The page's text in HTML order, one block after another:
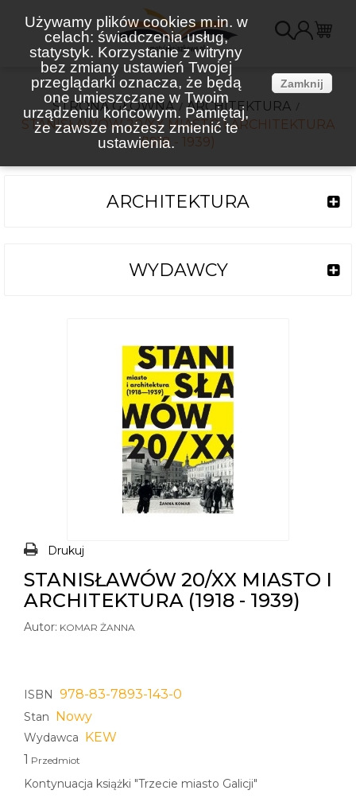
Używamy plików cookies m.in. w
celach: świadczenia usług,
statystyk. Korzystanie z witryny
bez zmiany ustawień Twojej
przeglądarki oznacza, że będą
one umieszczane w Twoim
urządzeniu końcowym. Pamiętaj,
że zawsze możesz zmienić te
ustawienia.
Zamknij
STRONA GŁÓWNA
ARCHITEKTURA
STANISŁAWÓW 20/XX MIASTO I ARCHITEKTURA
(1918 - 1939)
ARCHITEKTURA
WYDAWCY
Drukuj
STANISŁAWÓW 20/XX MIASTO I
ARCHITEKTURA (1918 - 1939)
Autor: KOMAR ŻANNA
ISBN 978-83-7893-143-0
Stan Nowy
Wydawca KEW
1 Przedmiot
Kontynuacja książki "Trzecie miasto Galicji"